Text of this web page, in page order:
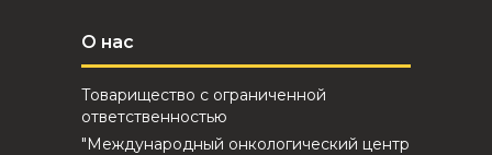
О нас
Товарищество с ограниченной
ответственностью
"Международный онкологический центр